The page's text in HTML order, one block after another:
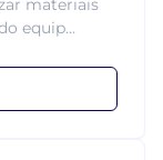
materiais
equip...